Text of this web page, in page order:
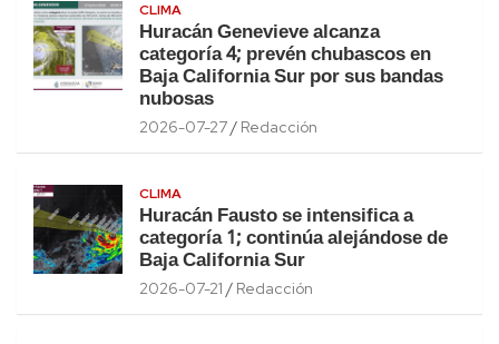
CLIMA
Huracán Genevieve alcanza
categoría 4; prevén chubascos en
Baja California Sur por sus bandas
nubosas
2026-07-27 Redacción
CLIMA
Huracán Fausto se intensifica a
categoría 1; continúa alejándose de
Baja California Sur
2026-07-21 Redacción